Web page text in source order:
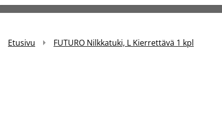
Etusivu FUTURO Nilkkatuki, L Kierrettävä 1 kpl